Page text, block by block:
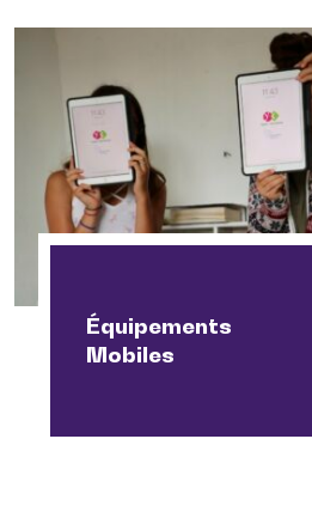
Équipements
Mobiles